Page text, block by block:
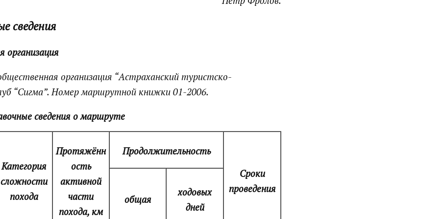
сведения
организация
организация “Астраханский туристско-
“Сигма”. Номер маршрутной книжки 01-2006.
сведения о маршруте
Категория
сложности
похода
Протяжённ
ость
активной
части
похода, км
Продолжительность
Сроки
проведения
общая
ходовых
дней